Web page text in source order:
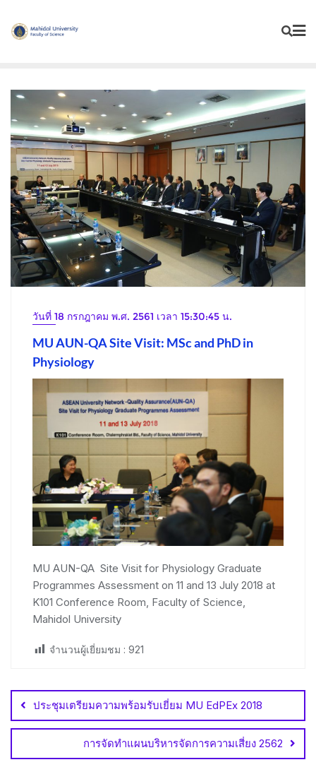
content
วันที่ 18 กรกฎาคม พ.ศ. 2561 เวลา 15:30:45 น.
MU AUN-QA Site Visit: MSc and PhD in
Physiology
MU AUN-QA Site Visit for Physiology Graduate
Programmes Assessment on 11 and 13 July 2018 at
K101 Conference Room, Faculty of Science,
Mahidol University
จำนวนผู้เยี่ยมชม : 921
navigation
ประชุมเตรียมความพร้อมรับเยี่ยม MU EdPEx 2018
การจัดทำแผนบริหารจัดการความเสี่ยง 2562